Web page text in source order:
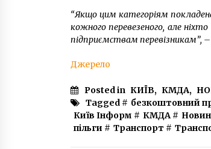
“Якщо цим категоріям
кожного перевезеного, але
підприємствам перевізникам”, –
Джерело
Posted in КИЇВ, КМДА,
Tagged # безкоштовний
Київ Інформ # КМДА #
пільги # Транспорт #